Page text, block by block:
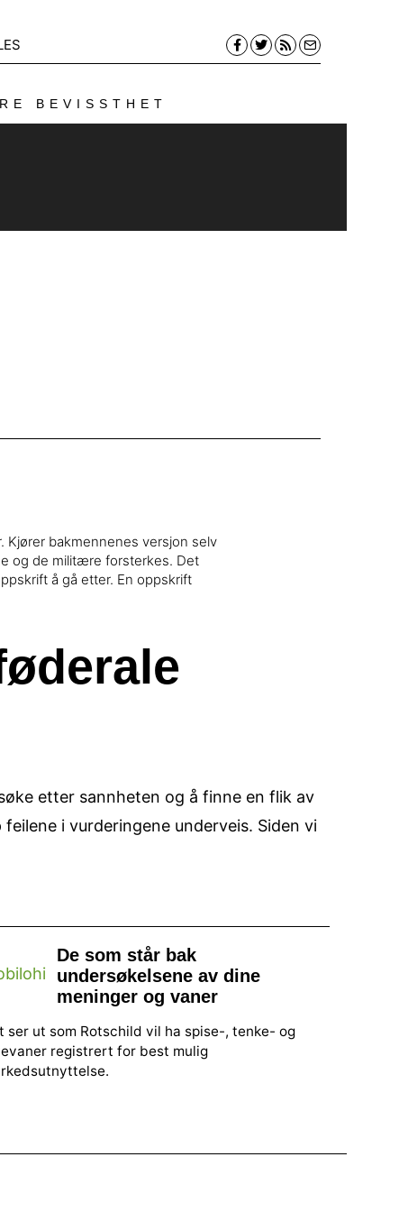
BEVISSTHET
Kjører bakmennenes versjon selv
og de militære forsterkes. Det
å gå etter. En oppskrift
etter sannheten og å finne en flik av
i vurderingene underveis. Siden vi
De som står bak
undersøkelsene av dine
meninger og vaner
ser ut som Rotschild vil ha spise-, tenke- og
registrert for best mulig